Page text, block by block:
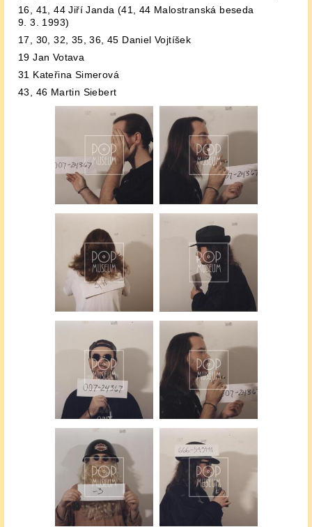
16, 41, 44 Jiří Janda (41, 44 Malostranská beseda
9. 3. 1993)
17, 30, 32, 35, 36, 45 Daniel Vojtíšek
19 Jan Votava
31 Kateřina Simerová
43, 46 Martin Siebert